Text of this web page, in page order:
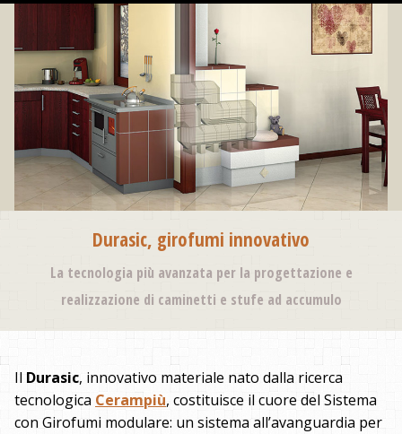
Durasic, girofumi innovativo
La tecnologia più avanzata per la progettazione e
realizzazione di caminetti e stufe ad accumulo
Il Durasic, innovativo materiale nato dalla ricerca
tecnologica Cerampiù, costituisce il cuore del Sistema
con Girofumi modulare: un sistema all’avanguardia per